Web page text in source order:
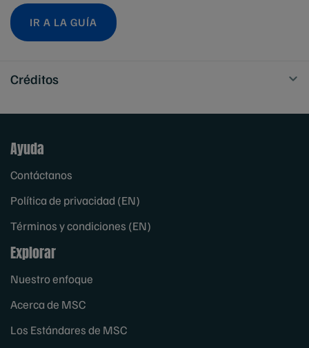
IR A LA GUÍA
Créditos
Ayuda
Contáctanos
Política de privacidad (EN)
Términos y condiciones (EN)
Explorar
Nuestro enfoque
Acerca de MSC
Los Estándares de MSC